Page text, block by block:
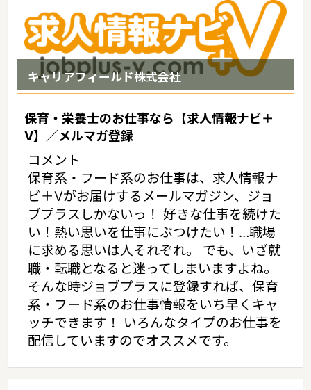
鉄、地下鉄（福岡市）、モノレール（北九州市）など日常の公共交
通機関も充実しており、通勤・通学、買い物での移動など、快適で
とても便利であるというような特徴があるエリアです。
キャリアフィールド株式会社
保育・栄養士のお仕事なら【求人情報ナビ＋
V】／メルマガ登録
コメント
保育系・フード系のお仕事は、求人情報ナ
ビ＋Vがお届けするメールマガジン、ジョ
ブプラスしかないっ！ 好きな仕事を続けた
い！熱い思いを仕事にぶつけたい！…職場
に求める思いは人それぞれ。 でも、いざ就
職・転職となると迷ってしまいますよね。
そんな時ジョブプラスに登録すれば、保育
系・フード系のお仕事情報をいち早くキャ
ッチできます！ いろんなタイプのお仕事を
配信していますのでオススメです。